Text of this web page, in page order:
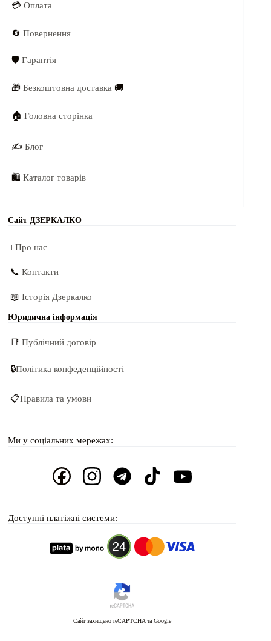
💳Оплата
🔄Повернення
🛡️Гарантія
🎁Безкоштовна доставка 🚚
🏠Головна сторінка
✍️Блог
🛍️Каталог товарів
Сайт ДЗЕРКАЛКО
ℹ️Про нас
📞Контакти
📖Історія Дзеркалко
Юридична інформація
📑Публічний договір
🔒Політика конфеденційності
📋Правила та умови
Ми у соціальних мережах:
Сайт захищено reCAPTCHA та Google
Доступні платіжні системи: